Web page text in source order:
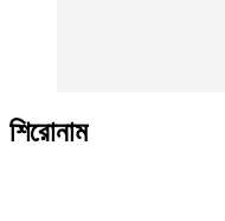
শিরোনাম